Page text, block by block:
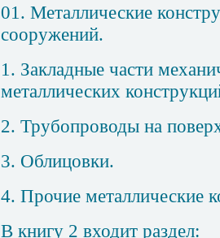
01. Металлические
сооружений.
1. Закладные части
металлических
2. Трубопроводы на
3. Облицовки.
4. Прочие металлические
В книгу 2 входит раздел: